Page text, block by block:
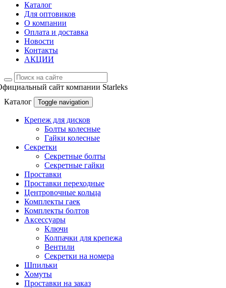
Каталог
Для оптовиков
О компании
Оплата и доставка
Новости
Контакты
АКЦИИ
сайт компании Starleks
Каталог
Toggle navigation
Крепеж для дисков
Болты колесные
Гайки колесные
Секретки
Секретные болты
Секретные гайки
Проставки
Проставки переходные
Центровочные кольца
Комплекты гаек
Комплекты болтов
Аксессуары
Ключи
Колпачки для крепежа
Вентили
Секретки на номера
Шпильки
Хомуты
Проставки на заказ